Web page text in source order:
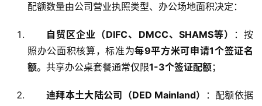
配额数量由公司营业执照类型、办公场地面积决定 ：
自贸区企业（DIFC、DMCC、SHAMS等）
：按
照办公面积核算，标准为每9平方米可申请1个签证名
额。共享办公桌套餐通常仅限1-3个签证配额；
迪拜本土大陆公司（DED Mainland）
：配额依据